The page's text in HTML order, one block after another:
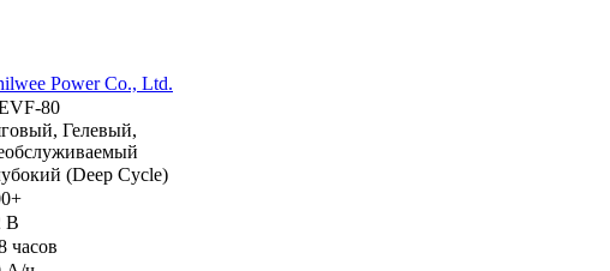
Power Co., Ltd.
80
Гелевый,
(Deep Cycle)
В
часов